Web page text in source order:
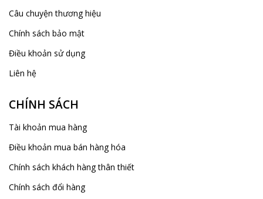
Câu chuyện thương hiệu
Chính sách bảo mật
Điều khoản sử dụng
Liên hệ
CHÍNH SÁCH
Tài khoản mua hàng
Điều khoản mua bán hàng hóa
Chính sách khách hàng thân thiết
Chính sách đổi hàng